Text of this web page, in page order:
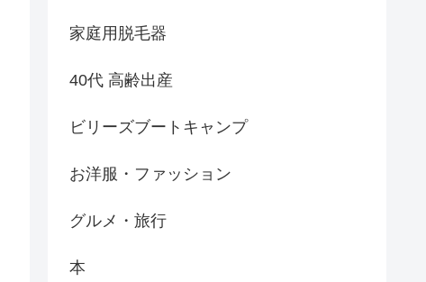
家庭用脱毛器
40代 高齢出産
ビリーズブートキャンプ
お洋服・ファッション
グルメ・旅行
本